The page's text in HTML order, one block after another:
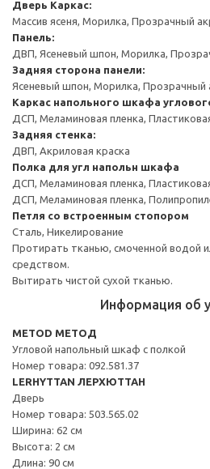
Дверь Каркас:
Массив ясеня, Морилка, Прозрачный
Панель:
ДВП, Ясеневый шпон, Морилка,
Задняя сторона панели:
Ясеневый шпон, Морилка, Прозрачный
Каркас напольного шкафа
ДСП, Меламиновая пленка,
Задняя стенка:
ДВП, Акриловая краска
Полка для угл напольн шкафа
ДСП, Меламиновая пленка,
ДСП, Меламиновая пленка,
Петля со встроенным стопором
Сталь, Никелирование
Протирать тканью, смоченной водой
средством.
Вытирать чистой сухой тканью.
Информация об
METOD МЕТОД
Угловой напольный шкаф с полкой
Номер товара: 092.581.37
LERHYTTAN ЛЕРХЮТТАН
Дверь
Номер товара: 503.565.02
Ширина: 62 см
Высота: 2 см
Длина: 90 см